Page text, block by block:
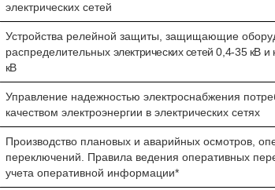
электрических сетей
Устройства релейной защиты, защищающие
распределительных электрических сетей 0,4-35 кВ
кВ
Управление надежностью электроснабжения
качеством электроэнергии в электрических сетях
Производство плановых и аварийных осмотров,
переключений. Правила ведения оперативных
учета оперативной информации*